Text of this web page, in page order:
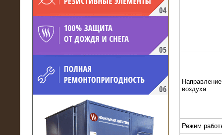
15.04.2017
Нагрузочный комплекс 16 МВт с
воздуха
Режим